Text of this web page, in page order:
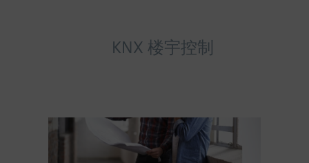
KNX 楼宇控制
HIT提供对产品信